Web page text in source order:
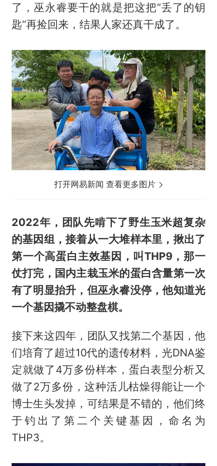
了，巫永睿要干的就是把这把“丢了的钥
匙”再捡回来，结果人家还真干成了。
打开网易新闻 查看更多图片
2022年，团队先啃下了野生玉米超复杂
的基因组，接着从一大堆样本里，揪出了
第一个高蛋白主效基因，叫THP9，那一
仗打完，国内主栽玉米的蛋白含量第一次
有了明显抬升，但巫永睿没停，他知道光
一个基因撬不动整盘棋。
接下来这四年，团队又找第二个基因，他
们培育了超过10代的遗传材料，光DNA鉴
定就做了4万多份样本，蛋白表型分析又
做了2万多份，这种活儿枯燥得能让一个
博士生头发掉，可结果是不错的，他们终
于钓出了第二个关键基因，命名为
THP3。